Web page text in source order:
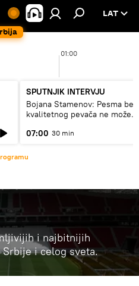
LAT
01:00
SPUTNJIK INTERVJU
Bojana Stamenov: Pesma bez
kvalitetnog pevača ne može
07:00 30 min
i najbitnijih
i celog sveta.